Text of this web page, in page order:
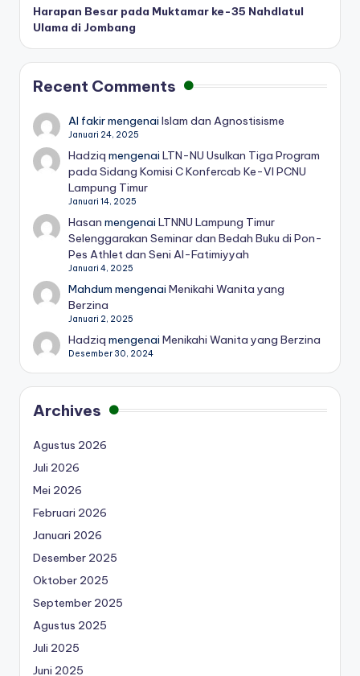
Harapan Besar pada Muktamar ke-35 Nahdlatul
Ulama di Jombang
Recent Comments
Al fakirmengenaiIslam dan Agnostisisme
Januari 24, 2025
Hadziq mengenaiLTN-NU Usulkan Tiga Program
pada Sidang Komisi C Konfercab Ke-VI PCNU
Lampung Timur
Januari 14, 2025
Hasan mengenaiLTNNU Lampung Timur
Selenggarakan Seminar dan Bedah Buku di Pon-
Pes Athlet dan Seni Al-Fatimiyyah
Januari 4, 2025
Mahdum mengenaiMenikahi Wanita yang
Berzina
Januari 2, 2025
Hadziq mengenaiMenikahi Wanita yang Berzina
Desember 30, 2024
Archives
Agustus 2026
Juli 2026
Mei 2026
Februari 2026
Januari 2026
Desember 2025
Oktober 2025
September 2025
Agustus 2025
Juli 2025
Juni 2025